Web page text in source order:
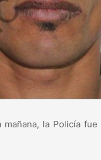
la Policía